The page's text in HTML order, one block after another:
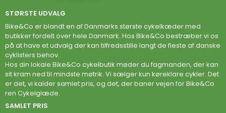
STØRSTE UDVALG
Bike&Co er blandt en af Danmarks største cykelkæder med
butikker fordelt over hele Danmark. Hos Bike&Co bestræber vi os
på at have et udvalg der kan tilfredsstille langt de fleste af danske
cyklisters behov.
Hos din lokale Bike&Co cykelbutik møder du fagmanden, der kan
sit kram ned til mindste møtrik. Vi sælger kun køreklare cykler. Det
er det, vi kalder samlet pris, og det, der baner vejen for Bike&Co
ren Cykelglæde.
SAMLET PRIS